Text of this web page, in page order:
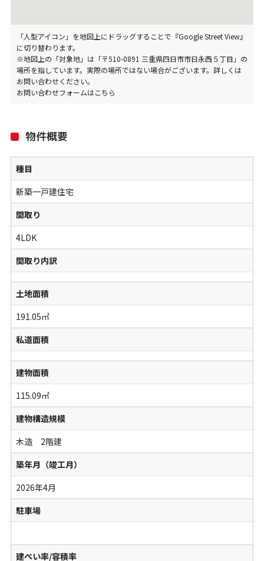
「人型アイコン」を地図上にドラッグすることで『Google Street View』
に切り替わります。
※地図上の「対象地」は「〒510-0891 三重県四日市市日永西５丁目」の
場所を指しています。実際の場所ではない場合がございます。詳しくは
お問い合わせください。
お問い合わせフォームはこちら
物件概要
種目
新築一戸建住宅
間取り
4LDK
間取り内訳
土地面積
191.05㎡
私道面積
建物面積
115.09㎡
建物構造規模
木造 2階建
築年月（竣工月）
2026年4月
駐車場
建ぺい率/容積率